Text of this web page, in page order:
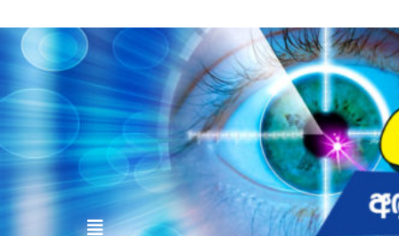
to
contentvinivida.lk